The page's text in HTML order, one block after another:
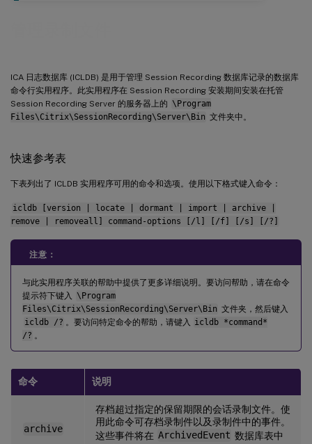
ICA 日志数据库 (ICLDB) 是用于管理 Session Recording 数据库记录的数据库
命令行实用程序。此实用程序在 Session Recording 安装期间安装在托管
Session Recording Server 的服务器上的 \Program
Files\Citrix\SessionRecording\Server\Bin 文件夹中。
快速参考表
下表列出了 ICLDB 实用程序可用的命令和选项。使用以下格式键入命令：
icldb [version | locate | dormant | import | archive |
remove | removeall] command-options [/l] [/f] [/s] [/?]
注意：
与此实用程序关联的帮助中提供了更多详细说明。要访问帮助，请在命令
提示符下键入
\Program
Files\Citrix\SessionRecording\Server\Bin 文件夹，然后键入
icldb /? 。要访问特定命令的帮助，请键入
icldb *command*
/? 。
命令 说明
archive
存档超过指定的保留期限的会话录制文件。使
用此命令可存档录制件以及录制件中的事件。
这些事件将在 ArchivedEvent 数据库表中